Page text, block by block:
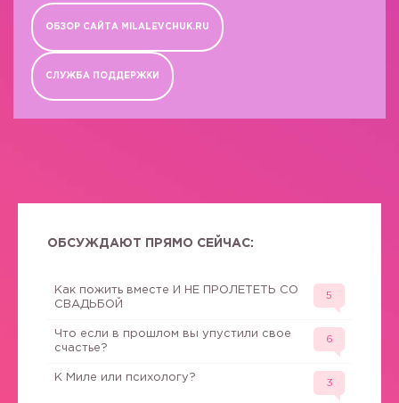
ОБЗОР САЙТА MILALEVCHUK.RU
СЛУЖБА ПОДДЕРЖКИ
ОБСУЖДАЮТ ПРЯМО СЕЙЧАС:
Как пожить вместе И НЕ ПРОЛЕТЕТЬ СО
СВАДЬБОЙ
5
Что если в прошлом вы упустили свое
счастье?
6
К Миле или психологу?
3